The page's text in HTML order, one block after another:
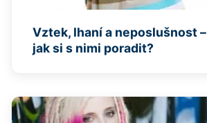
Vztek, lhaní a neposlušnost –
jak si s nimi poradit?